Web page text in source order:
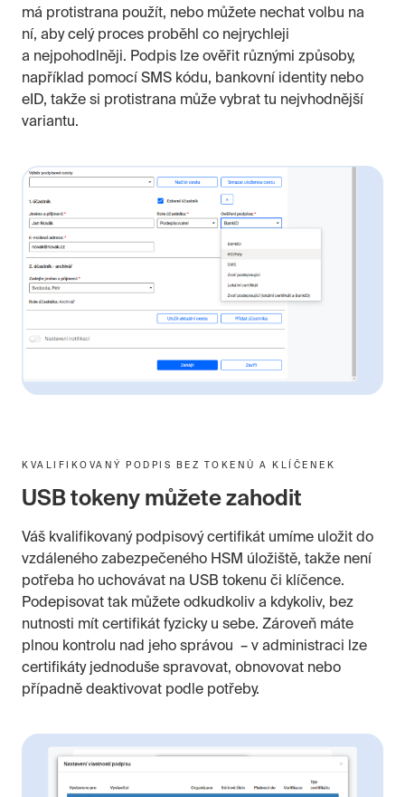
má protistrana použít, nebo můžete nechat volbu na
ní, aby celý proces proběhl co nejrychleji
a nejpohodlněji. Podpis lze ověřit různými způsoby,
například pomocí SMS kódu, bankovní identity nebo
eID, takže si protistrana může vybrat tu nejvhodnější
variantu.
KVALIFIKOVANÝ PODPIS BEZ TOKENŮ A KLÍČENEK
USB tokeny můžete zahodit
Váš kvalifikovaný podpisový certifikát umíme uložit do
vzdáleného zabezpečeného HSM úložiště, takže není
potřeba ho uchovávat na USB tokenu či klíčence.
Podepisovat tak můžete odkudkoliv a kdykoliv, bez
nutnosti mít certifikát fyzicky u sebe. Zároveň máte
plnou kontrolu nad jeho správou – v administraci lze
certifikáty jednoduše spravovat, obnovovat nebo
případně deaktivovat podle potřeby.